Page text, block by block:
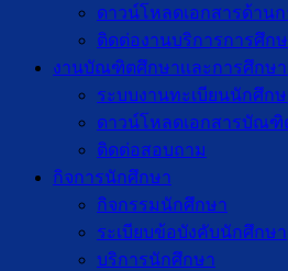
ดาวน์โหลดเอกสารด้าน
ติดต่องานบริการการศึก
งานบัณฑิตศึกษาเเละการศึกษา
ระบบงานทะเบียนนักศึก
ดาวน์โหลดเอกสารบัณฑิ
ติดต่อสอบถาม
กิจการนักศึกษา
กิจกรรมนักศึกษา
ระเบียบข้อบังคับนักศึกษา
บริการนักศึกษา